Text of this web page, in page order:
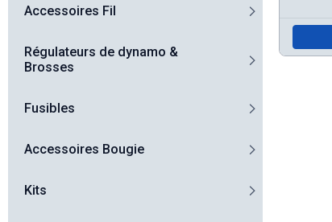
Accessoires Fil
Régulateurs de dynamo &
Brosses
Fusibles
Accessoires Bougie
Kits